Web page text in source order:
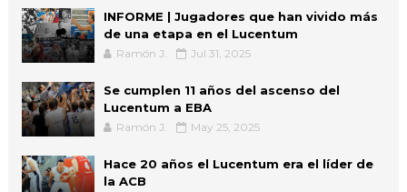
INFORME | Jugadores que han vivido más
de una etapa en el Lucentum
Ramón J. Jul 31, 2025
Se cumplen 11 años del ascenso del
Lucentum a EBA
Ramón J. May 25, 2025
Hace 20 años el Lucentum era el líder de
la ACB